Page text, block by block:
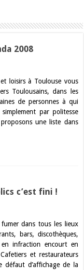
2008
loisirs à Toulouse vous
Toulousains, dans les
de personnes à qui
par politesse
une liste dans
c’est fini !
dans tous les lieux
bars, discothèques,
infraction encourt en
et restaurateurs
d’affichage de la